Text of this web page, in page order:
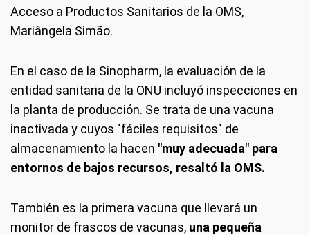
Acceso a Productos Sanitarios de la OMS,
Mariângela Simão.
En el caso de la Sinopharm, la evaluación de la
entidad sanitaria de la ONU incluyó inspecciones en
la planta de producción. Se trata de una vacuna
inactivada y cuyos "fáciles requisitos" de
almacenamiento la hacen "muy adecuada" para
entornos de bajos recursos, resaltó la OMS.
También es la primera vacuna que llevará un
monitor de frascos de vacunas, una pequeña